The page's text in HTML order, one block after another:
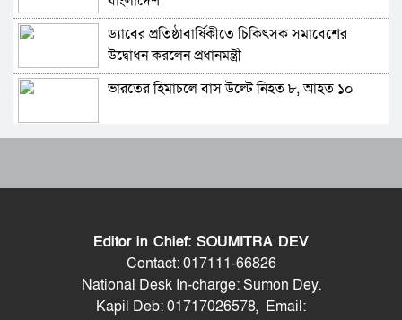
ভারত সফরের সিদ্ধান্ত প্রধানমন্ত্রী নেবেন: পররাষ্ট্র
প্রতিমন্ত্রী
সচিব পদে পদোন্নতি পেলেন জেসমিন নাহার
যথাযোগ্য মর্যাদায় সিলেটে জুলাই গণঅভ্যুত্থান দিবস
পালিত
গাজীপুর-৫ আসনের সাবেক এমপি আখতারুজ্জামান
ড্যাবের প্রতিষ্ঠাবার্ষিকীতে চিকিৎসক সমাবেশের
উদ্বোধন করলেন প্রধানমন্ত্রী
ভারতের হিমাচলে বাস উল্টে নিহত ৮, আহত ১০
ট্রাম্পের ‘অবৈধ ইরান যুদ্ধ’ বন্ধে মার্কিন সিনেটরদের
বিশ্বকাপে মেসিকে হত্যার হুমকি, ফাঁস হলো ভয়ংকর
সিলেট মিউজিক অ্যাসোসিয়েশন ২১ সদস্যবিশিষ্ট
Editor in Chief: SOUMITRA DEV
Contact: 017111-66826
National Desk In-charge: Sumon Dey.
Kapil Deb: 01717026578, Email: